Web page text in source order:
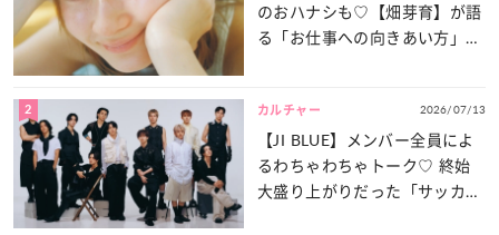
のおハナシも♡【畑芽育】が語
る「お仕事への向きあい方」と
2 カルチャー 2026/07/13
【JI BLUE】メンバー全員によ
るわちゃわちゃトーク♡ 終始
大盛り上がりだった「サッカー